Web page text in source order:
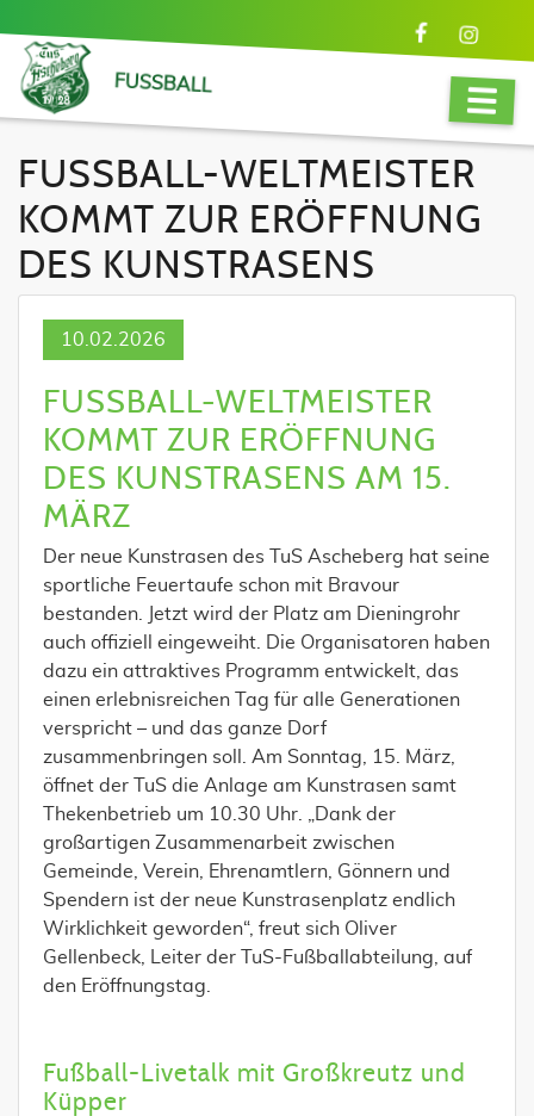
FUSSBALL
FUSSBALL-WELTMEISTER K
OMMT ZUR ERÖFFNUNG D
ES KUNSTRASENS
10.02.2026
FUSSBALL-WELTMEISTER K
OMMT ZUR ERÖFFNUNG D
ES KUNSTRASENS AM 15. M
ÄRZ
Der neue Kunstrasen des TuS Ascheberg hat seine
sportliche Feuertaufe schon mit Bravour
bestanden. Jetzt wird der Platz am Dieningrohr
auch offiziell eingeweiht. Die Organisatoren haben
dazu ein attraktives Programm entwickelt, das
einen erlebnisreichen Tag für alle Generationen
verspricht – und das ganze Dorf
zusammenbringen soll. Am Sonntag, 15. März,
öffnet der TuS die Anlage am Kunstrasen samt
Thekenbetrieb um 10.30 Uhr. „Dank der
großartigen Zusammenarbeit zwischen
Gemeinde, Verein, Ehrenamtlern, Gönnern und
Spendern ist der neue Kunstrasenplatz endlich
Wirklichkeit geworden“, freut sich Oliver
Gellenbeck, Leiter der TuS-Fußballabteilung, auf
den Eröffnungstag.
Fußball-Livetalk mit Großkreutz und
Küpper